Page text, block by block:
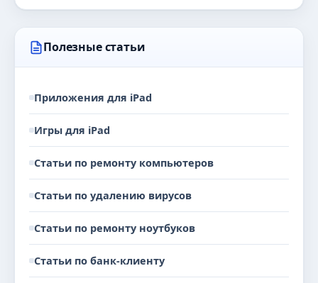
Полезные статьи
Приложения для iPad
Игры для iPad
Статьи по ремонту компьютеров
Статьи по удалению вирусов
Статьи по ремонту ноутбуков
Статьи по банк-клиенту